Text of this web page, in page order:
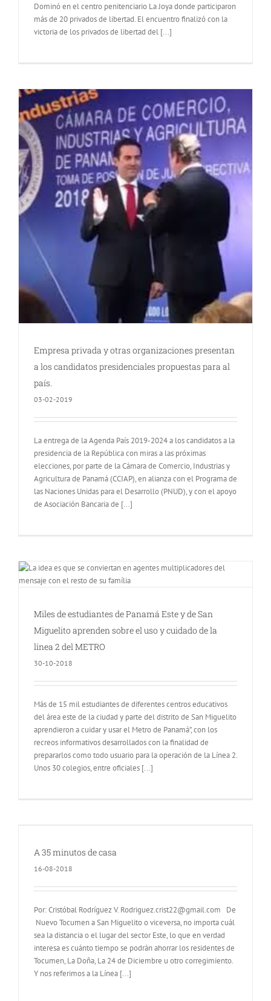
Dominó en el centro penitenciario La Joya donde participaron
más de 20 privados de libertad. El encuentro finalizó con la
victoria de los privados de libertad del [...]
Empresa privada y otras organizaciones presentan
a los candidatos presidenciales propuestas para al
país.
03-02-2019
La entrega de la Agenda País 2019-2024 a los candidatos a la
presidencia de la República con miras a las próximas
elecciones, por parte de la Cámara de Comercio, Industrias y
Agricultura de Panamá (CCIAP), en alianza con el Programa de
las Naciones Unidas para el Desarrollo (PNUD), y con el apoyo
de Asociación Bancaria de [...]
Miles de estudiantes de Panamá Este y de San
Miguelito aprenden sobre el uso y cuidado de la
línea 2 del METRO
30-10-2018
Más de 15 mil estudiantes de diferentes centros educativos
del área este de la ciudad y parte del distrito de San Miguelito
aprendieron a cuidar y usar el Metro de Panamá”, con los
recreos informativos desarrollados con la finalidad de
prepararlos como todo usuario para la operación de la Línea 2.
Unos 30 colegios, entre oficiales [...]
A 35 minutos de casa
16-08-2018
Por: Cristóbal Rodríguez V. Rodriguez.crist22@gmail.com De
Nuevo Tocumen a San Miguelito o viceversa, no importa cuál
sea la distancia o el lugar del sector Este, lo que en verdad
interesa es cuánto tiempo se podrán ahorrar los residentes de
Tocumen, La Doña, La 24 de Diciembre u otro corregimiento.
Y nos referimos a la Línea [...]